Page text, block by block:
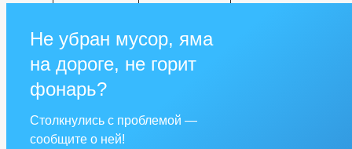
Не убран мусор, яма
на дороге, не горит
фонарь?
Столкнулись с проблемой —
сообщите о ней!